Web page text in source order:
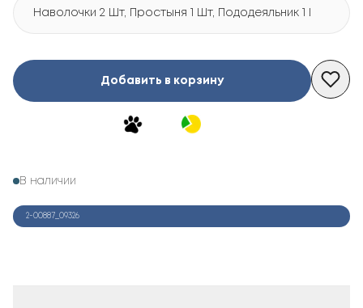
Наволочки 2 Шт, Простыня 1 Шт, Пододеяльник 1 Шт
Добавить в корзину
В наличии
2-00887_09326